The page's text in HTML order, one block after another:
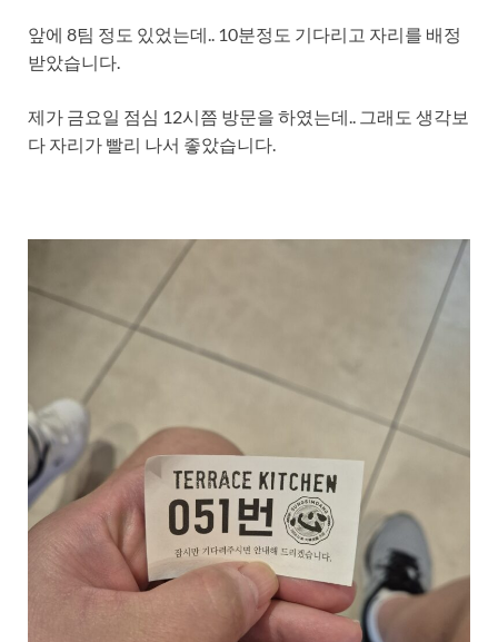
앞에 8팀 정도 있었는데.. 10분정도 기다리고 자리를 배정
받았습니다.
제가 금요일 점심 12시쯤 방문을 하였는데.. 그래도 생각보
다 자리가 빨리 나서 좋았습니다.